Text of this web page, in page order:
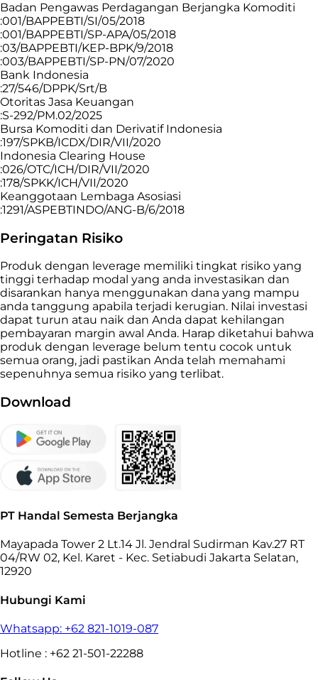
Badan Pengawas Perdagangan Berjangka Komoditi
:001/BAPPEBTI/SI/05/2018
:001/BAPPEBTI/SP-APA/05/2018
:03/BAPPEBTI/KEP-BPK/9/2018
:003/BAPPEBTI/SP-PN/07/2020
Bank Indonesia
:27/546/DPPK/Srt/B
Otoritas Jasa Keuangan
:S-292/PM.02/2025
Bursa Komoditi dan Derivatif Indonesia
:197/SPKB/ICDX/DIR/VII/2020
Indonesia Clearing House
:026/OTC/ICH/DIR/VII/2020
:178/SPKK/ICH/VII/2020
Keanggotaan Lembaga Asosiasi
:1291/ASPEBTINDO/ANG-B/6/2018
Peringatan Risiko
Produk dengan leverage memiliki tingkat risiko yang
tinggi terhadap modal yang anda investasikan dan
disarankan hanya menggunakan dana yang mampu
anda tanggung apabila terjadi kerugian. Nilai investasi
dapat turun atau naik dan Anda dapat kehilangan
pembayaran margin awal Anda. Harap diketahui bahwa
produk dengan leverage belum tentu cocok untuk
semua orang, jadi pastikan Anda telah memahami
sepenuhnya semua risiko yang terlibat.
Download
PT Handal Semesta Berjangka
Mayapada Tower 2 Lt.14 Jl. Jendral Sudirman Kav.27 RT
04/RW 02, Kel. Karet - Kec. Setiabudi Jakarta Selatan,
12920
Hubungi Kami
Whatsapp: +62 821-1019-087
Hotline : +62 21-501-22288